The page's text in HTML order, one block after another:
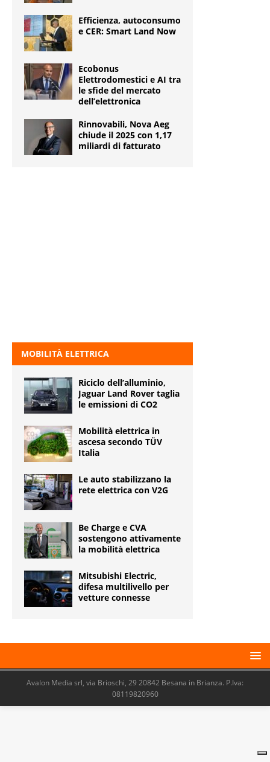
Efficienza, autoconsumo
e CER: Smart Land Now
Ecobonus
Elettrodomestici e AI tra
le sfide del mercato
dell’elettronica
Rinnovabili, Nova Aeg
chiude il 2025 con 1,17
miliardi di fatturato
MOBILITÀ ELETTRICA
Riciclo dell’alluminio,
Jaguar Land Rover taglia
le emissioni di CO2
Mobilità elettrica in
ascesa secondo TÜV
Italia
Le auto stabilizzano la
rete elettrica con V2G
Be Charge e CVA
sostengono attivamente
la mobilità elettrica
Mitsubishi Electric,
difesa multilivello per
vetture connesse
Avalon Media srl, via Brioschi, 29 20842 Besana in Brianza. P.Iva:
08119820960